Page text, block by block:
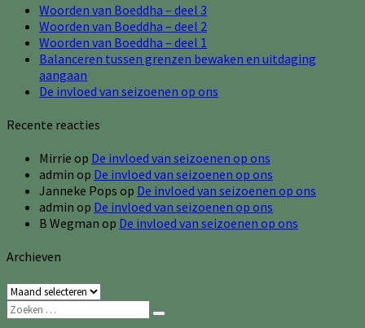
Woorden van Boeddha – deel 3
Woorden van Boeddha – deel 2
Woorden van Boeddha – deel 1
Balanceren tussen grenzen bewaken en uitdaging
aangaan
De invloed van seizoenen op ons
Recente reacties
Mirrie op De invloed van seizoenen op ons
admin op De invloed van seizoenen op ons
Janneke Pops op De invloed van seizoenen op ons
admin op De invloed van seizoenen op ons
B Wegman op De invloed van seizoenen op ons
Archieven
Archieven
Zoeken
naar:
Zoeken